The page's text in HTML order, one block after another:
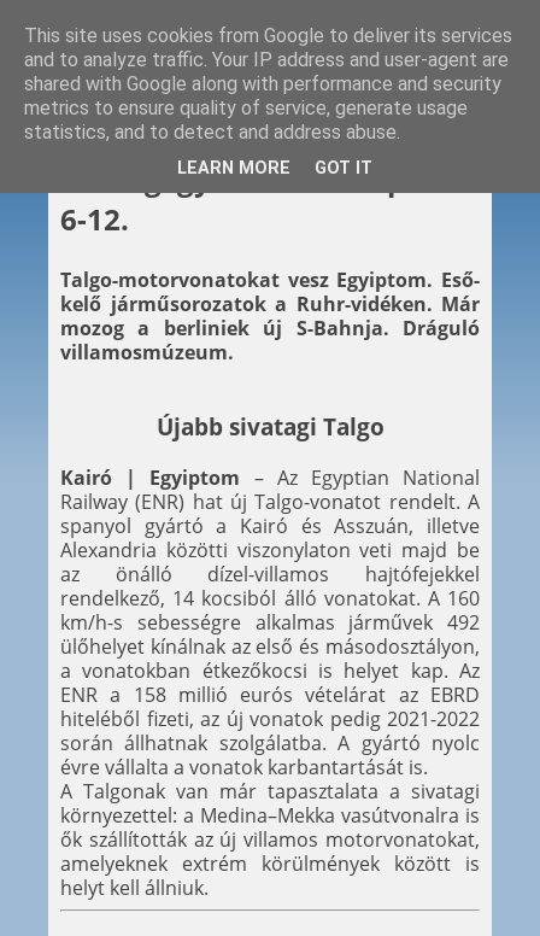
2019. 04. 12.
Hétvégi gyors – 2019. április
6-12.
Talgo-motorvonatokat vesz Egyiptom. Eső-
kelő járműsorozatok a Ruhr-vidéken. Már
mozog a berliniek új S-Bahnja. Dráguló
villamosmúzeum.
Újabb sivatagi Talgo
Kairó | Egyiptom – Az Egyptian National
Railway (ENR) hat új Talgo-vonatot rendelt. A
spanyol gyártó a Kairó és Asszuán, illetve
Alexandria közötti viszonylaton veti majd be
az önálló dízel-villamos hajtófejekkel
rendelkező, 14 kocsiból álló vonatokat. A 160
km/h-s sebességre alkalmas járművek 492
ülőhelyet kínálnak az első és másodosztályon,
a vonatokban étkezőkocsi is helyet kap. Az
ENR a 158 millió eurós vételárat az EBRD
hiteléből fizeti, az új vonatok pedig 2021-2022
során állhatnak szolgálatba. A gyártó nyolc
évre vállalta a vonatok karbantartását is.
A Talgonak van már tapasztalata a sivatagi
környezettel: a Medina–Mekka vasútvonalra is
ők szállították az új villamos motorvonatokat,
amelyeknek extrém körülmények között is
helyt kell állniuk.
This site uses cookies from Google to deliver its services
and to analyze traffic. Your IP address and user-agent are
shared with Google along with performance and security
metrics to ensure quality of service, generate usage
statistics, and to detect and address abuse.
LEARN MORE GOT IT